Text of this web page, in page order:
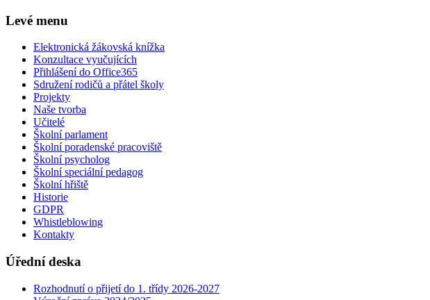
Levé menu
Elektronická žákovská knížka
Konzultace vyučujících
Přihlášení do Office365
Sdružení rodičů a přátel školy
Projekty
Naše tvorba
Učitelé
Školní parlament
Školní poradenské pracoviště
Školní psycholog
Školní speciální pedagog
Školní hřiště
Historie
GDPR
Whistleblowing
Kontakty
Úřední deska
Rozhodnutí o přijetí do 1. třídy 2026-2027